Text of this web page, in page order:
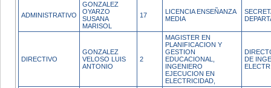
ADMINISTRATIVO
GONZALEZ
OYARZO
SUSANA
MARISOL
17
LICENCIA ENSEÑANZA
MEDIA
DIRECTIVO
GONZALEZ
VELOSO LUIS
ANTONIO
2
MAGISTER EN
PLANIFICACION Y
GESTION
EDUCACIONAL,
INGENIERO
EJECUCION EN
ELECTRICIDAD,
DE